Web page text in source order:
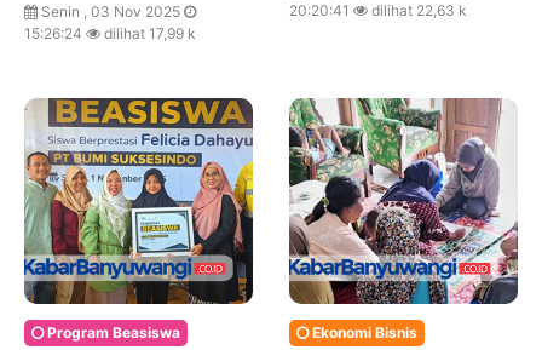
Senin , 03 Nov 2025
15:26:24
dilihat 17,99 k
20:20:41
dilihat 22,63 k
Program Beasiswa Ekonomi Bisnis